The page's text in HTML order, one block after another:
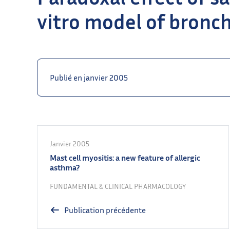
vitro model of
Publié en janvier 2005
Janvier 2005
Mast cell myositis: a new feature of allergic
asthma?
FUNDAMENTAL & CLINICAL PHARMACOLOGY
Publication précédente